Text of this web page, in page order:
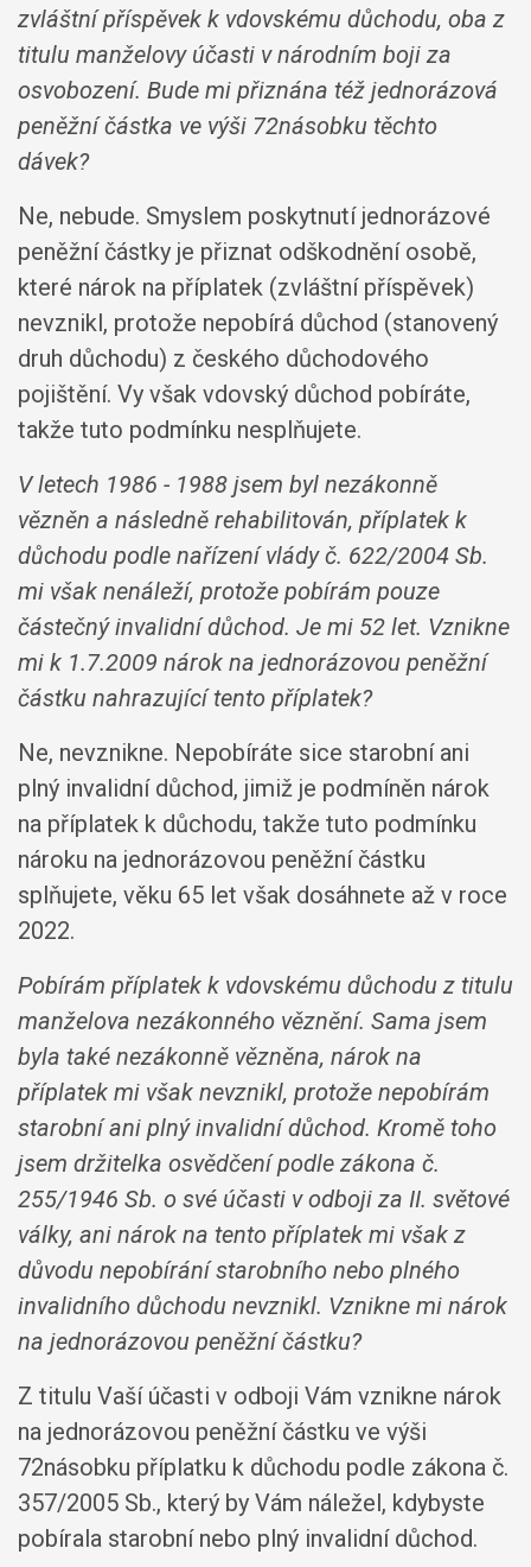
zvláštní příspěvek k vdovskému důchodu, oba z
titulu manželovy účasti v národním boji za
osvobození. Bude mi přiznána též jednorázová
peněžní částka ve výši 72násobku těchto
dávek?
Ne, nebude. Smyslem poskytnutí jednorázové
peněžní částky je přiznat odškodnění osobě,
které nárok na příplatek (zvláštní příspěvek)
nevznikl, protože nepobírá důchod (stanovený
druh důchodu) z českého důchodového
pojištění. Vy však vdovský důchod pobíráte,
takže tuto podmínku nesplňujete.
V letech 1986 - 1988 jsem byl nezákonně
vězněn a následně rehabilitován, příplatek k
důchodu podle nařízení vlády č. 622/2004 Sb.
mi však nenáleží, protože pobírám pouze
částečný invalidní důchod. Je mi 52 let. Vznikne
mi k 1.7.2009 nárok na jednorázovou peněžní
částku nahrazující tento příplatek?
Ne, nevznikne. Nepobíráte sice starobní ani
plný invalidní důchod, jimiž je podmíněn nárok
na příplatek k důchodu, takže tuto podmínku
nároku na jednorázovou peněžní částku
splňujete, věku 65 let však dosáhnete až v roce
2022.
Pobírám příplatek k vdovskému důchodu z titulu
manželova nezákonného věznění. Sama jsem
byla také nezákonně vězněna, nárok na
příplatek mi však nevznikl, protože nepobírám
starobní ani plný invalidní důchod. Kromě toho
jsem držitelka osvědčení podle zákona č.
255/1946 Sb. o své účasti v odboji za II. světové
války, ani nárok na tento příplatek mi však z
důvodu nepobírání starobního nebo plného
invalidního důchodu nevznikl. Vznikne mi nárok
na jednorázovou peněžní částku?
Z titulu Vaší účasti v odboji Vám vznikne nárok
na jednorázovou peněžní částku ve výši
72násobku příplatku k důchodu podle zákona č.
357/2005 Sb., který by Vám náležel, kdybyste
pobírala starobní nebo plný invalidní důchod.